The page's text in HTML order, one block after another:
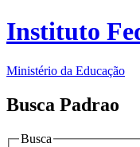
Instituto
Ministério da Educação
Busca Padrao
Busca